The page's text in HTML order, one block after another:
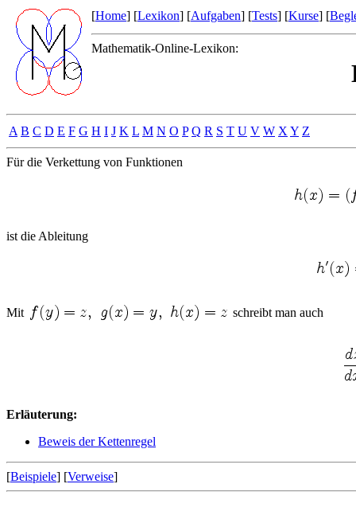
[Home] [Lexikon] [Aufgaben] [Tests] [Kurse] [
Mathematik-Online-Lexikon:
A B C D E F G H I J K L M N O P Q R S T U V W X Y Z
Für die Verkettung von Funktionen
ist die Ableitung
Mit schreibt man auch
Erläuterung:
Beweis der Kettenregel
[Beispiele] [Verweise]